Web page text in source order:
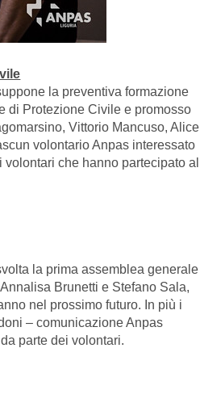
la preventiva formazione
di Protezione Civile e promosso
Vittorio Mancuso, Alice
volontario Anpas interessato
che hanno partecipato al
la prima assemblea generale
Brunetti e Stefano Sala,
nel prossimo futuro. In più i
– comunicazione Anpas
parte dei volontari.